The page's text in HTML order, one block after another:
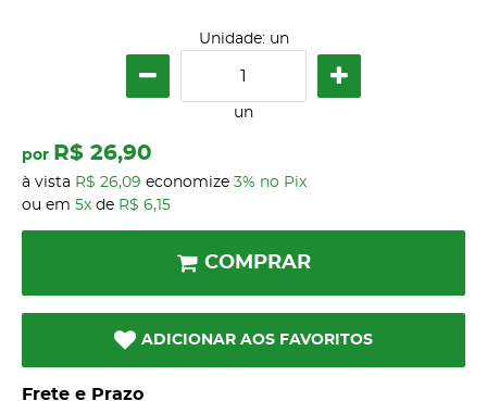
Unidade: un
un
por R$ 26,90
à vista R$ 26,09 economize 3% no Pix
ou em 5x de R$ 6,15
COMPRAR
ADICIONAR AOS FAVORITOS
Frete e Prazo